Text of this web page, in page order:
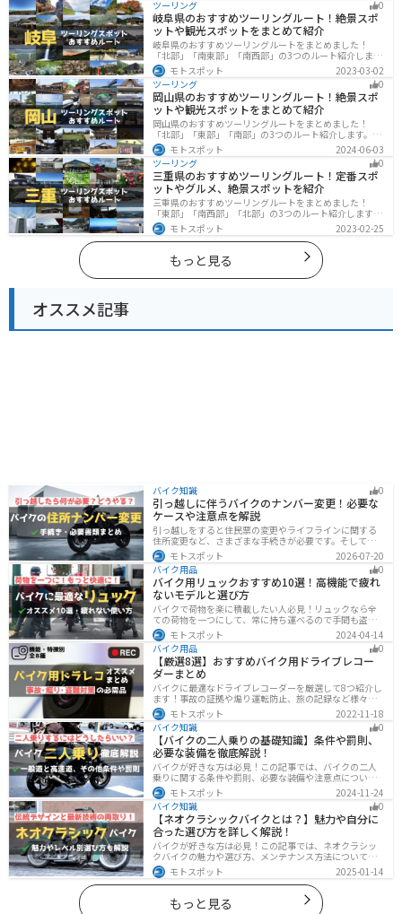
に行く際は参考にしてください。
ツーリング 0
岐阜県のおすすめツーリングルート！絶景スポ
ットや観光スポットをまとめて紹介
岐阜県のおすすめツーリングルートをまとめました！
「北部」「南東部」「南西部」の3つのルート紹介しま
す。自然豊かな山が充実しており、山を生かした施設や
グルメ、絶景スポットなど、自然を満喫するツーリング
ができます。バイクで岐阜県にツーリングに行く際は参
考にしてください。
モトスポット
2023-03-02
ツーリング
0
岡山県のおすすめツーリングルート！絶景スポ
ットや観光スポットをまとめて紹介
岡山県のおすすめツーリングルートをまとめました！
「北部」「東部」「南部」の3つのルート紹介します。岡
山市や倉敷市など、歴史ある街並みも魅力的で、バイク
ツーリングに最適なスポットが多数あります。バイクで
岡山県にツーリングに行く際は参考にしてください。
モトスポット
2024-06-03
ツーリング
0
三重県のおすすめツーリングルート！定番スポ
ットやグルメ、絶景スポットを紹介
三重県のおすすめツーリングルートをまとめました！
「東部」「南西部」「北部」の3つのルート紹介します。
標高の高いスカイラインからリアス式海岸まであるの
で、飽きることなくツーリングを堪能できます。バイク
で三重県にツーリングに行く際は参考にしてください。
モトスポット 2023-02-25
もっと見る
オススメ記事
バイク知識 0
引っ越しに伴うバイクのナンバー変更！必要な
ケースや注意点を解説
引っ越しをすると住民票の変更やライフラインに関する
住所変更など、さまざまな手続きが必要です。そしてバ
イク乗りの場合は、住所変更やナンバー変更といったバ
イクに関する手続きも忘れてはいけません。しかし、必
要な手続きや手順がわからないという方も多いのではな
いでしょうか。ライダー引っ越したらバイクのナンバー
を変えないといけないの？ライダー引っ越し先でも原付
に乗る場合、どんな手続きが必要か知りたいライダー引
っ越したけど忙しくて住所変更もナンバー変更もしてい
ない・・・今回はこのような疑問・お悩みにお
モトスポット
2026-07-20
バイク用品
0
バイク用リュックおすすめ10選！高機能で疲れ
ないモデルと選び方
バイクで荷物を楽に積載したい人必見！リュックなら全
ての荷物を一つにして、常に持ち運べるので手間も盗ま
れる心配もありません。腰や肩の負担を軽減して通勤通
学・ツーリングを快適にできるオススメリュックを紹介
します。
モトスポット
2024-04-14
バイク用品
0
【厳選8選】おすすめバイク用ドライブレコー
ダーまとめ
バイクに最適なドライブレコーダーを厳選して8つ紹介し
ます！事故の証拠や煽り運転防止、旅の記録など様々な
役に立つドライブコーダー、何を選べばいいか迷ってい
る方に特徴別にまとめました。
モトスポット
2022-11-18
バイク知識
0
【バイクの二人乗りの基礎知識】条件や罰則、
必要な装備を徹底解説！
バイクが好きな方は必見！この記事では、バイクの二人
乗りに関する条件や罰則、必要な装備や注意点について
解説しています。実はバイクの二人乗りを安全に楽しむ
ためには、条件やルールを知ることが大切です。この記
事を読めば、安全で快適なライディングを楽しめます。
モトスポット
2024-11-24
バイク知識
0
【ネオクラシックバイクとは？】魅力や自分に
合った選び方を詳しく解説！
バイクが好きな方は必見！この記事では、ネオクラシッ
クバイクの魅力や選び方、メンテナンス方法について解
説しています。実はネオクラシックバイクは、見た目と
機能性の両方を求める人に最適なです。この記事を読め
ば、ネオクラシックバイクの魅力が理解できます。
モトスポット 2025-01-14
もっと見る